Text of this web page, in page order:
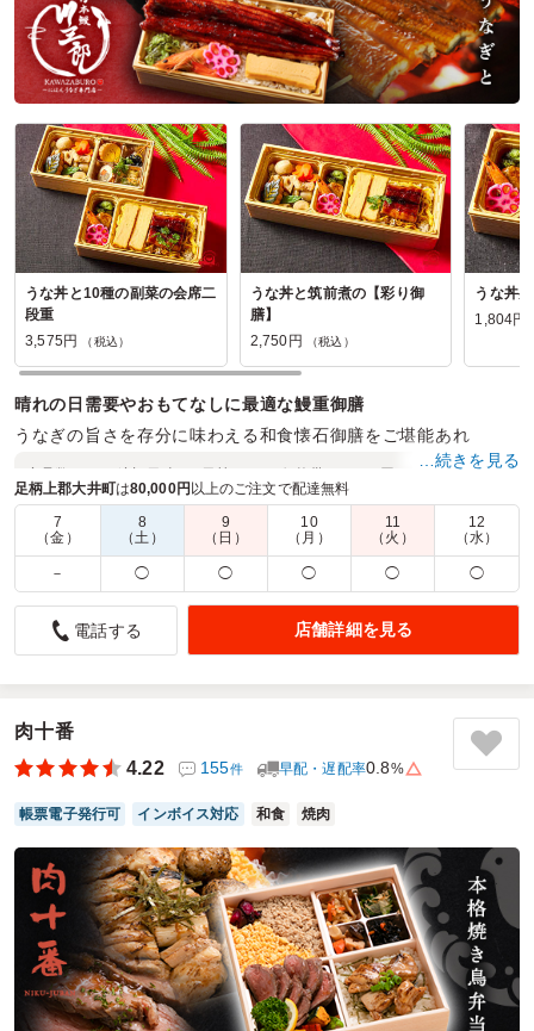
うな丼と10種の副菜の会席二
段重
3,575円
（税込）
うな丼と筑前煮の【彩り御
膳】
2,750円
（税込）
うな丼
1,804円
晴れの日需要やおもてなしに最適な鰻重御膳
うなぎの旨さを存分に味わえる和食懐石御膳をご堪能あれ
1,804円～7,150円
配達時間： 6:00～17:00
内容がとてもよかったです
4.0 ノーベルファーマ株式会社
勉強会のお客さん昼食用で利用しました。女性が中心であっ
たので、量よりも中身重視でしたがとても評判が良かったで
いただきありがとうございました。
ご利用シーン：会議・セミナー ›勉強会
千葉県市原市五井2026/06/18
炭焼日本鰻川三郎の口コミをもっと見る
…続きを見る
足柄上郡大井町は80,000円 以上のご注文で配達無料
7
（金）
8
（土）
9
（日）
10
（月）
11
（火）
12
（水）
－ ◯ ◯ ◯ ◯ ◯
電話する 店舗詳細を見る
肉十番
4.22
155件 早配・遅配率0.8%
帳票電子発行可 インボイス対応 和食 焼肉